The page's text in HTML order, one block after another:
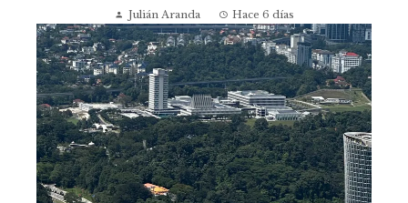
Julián Aranda Hace 6 días